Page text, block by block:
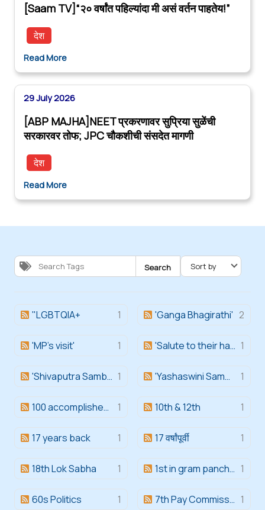
[Saam TV]“२० वर्षांत पहिल्यांदा मी असं वर्तन पाहतेय!”
देश
Read More
29 July 2026
[ABP MAJHA]NEET प्रकरणावर सुप्रिया सुळेंची
सरकारवर तोफ; JPC चौकशीची संसदेत मागणी
देश
Read More
Search
"LGBTQIA+ 1 'Ganga Bhagirathi' 2
'MP's visit' 1 'Salute to their hard work' 1
'Shivaputra Sambhaji' 1 'Yashaswini Samman Award' 1
100 accomplished women 1 10th & 12th 1
17 years back 1 17 वर्षांपूर्वी 1
18th Lok Sabha 1 1st in gram panchayat 1
60s Politics 1 7th Pay Commission 1